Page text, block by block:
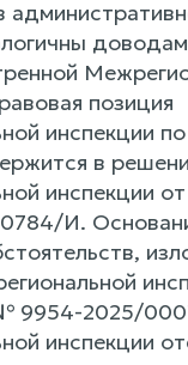
позиция
инспекции
в
инспекции
И.
9954-2025/
инспекции